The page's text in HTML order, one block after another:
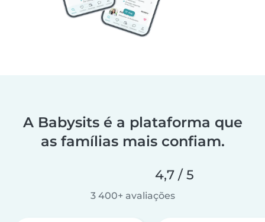
A Babysits é a plataforma que
as famílias mais confiam.
4,7 / 5
3 400+ avaliações